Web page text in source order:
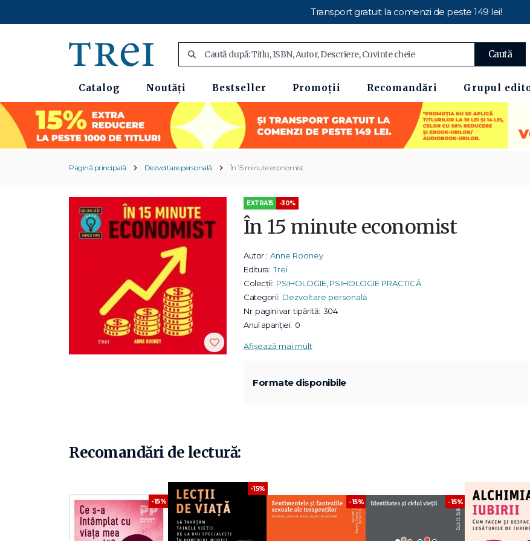
Transport gratuit la comenzi de peste 149 lei!
Caută
Catalog Noutăți Bestseller Promoții Recomandări Grupul
Pagină principală Dezvoltare personală În 15 minute economist
EXTRA15 -30%
În 15 minute economist
Autor : Anne Rooney
Editura: Trei
Colecții: PSIHOLOGIE, PSIHOLOGIE PRACTICĂ
Categorii: Dezvoltare personală
Nr. pagini var. tipărită: 304
Anul apariției: 0
Afișează mai mult
Formate disponibile
Recomandări de lectură:
-15%
-15%
-15% -15%